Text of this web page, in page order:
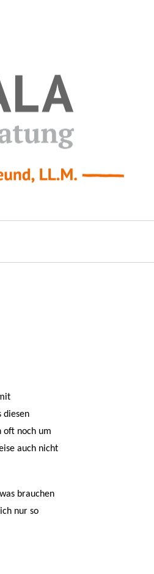
diesen
oft noch um
auch nicht
brauchen
nur so